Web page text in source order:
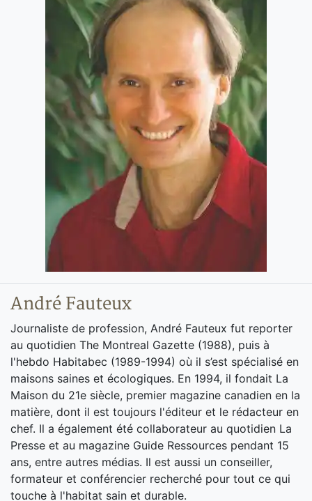
André Fauteux
Journaliste de profession, André Fauteux fut reporter
au quotidien The Montreal Gazette (1988), puis à
l'hebdo Habitabec (1989-1994) où il s’est spécialisé en
maisons saines et écologiques. En 1994, il fondait La
Maison du 21e siècle, premier magazine canadien en la
matière, dont il est toujours l'éditeur et le rédacteur en
chef. Il a également été collaborateur au quotidien La
Presse et au magazine Guide Ressources pendant 15
ans, entre autres médias. Il est aussi un conseiller,
formateur et conférencier recherché pour tout ce qui
touche à l'habitat sain et durable.